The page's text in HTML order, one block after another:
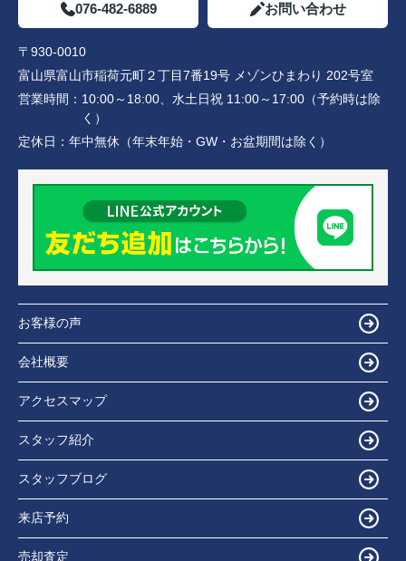
076-482-6889 お問い合わせ
〒930-0010
富山県富山市稲荷元町２丁目7番19号 メゾンひまわり 202号室
営業時間： 10:00～18:00、水土日祝 11:00～17:00（予約時は除
く）
定休日： 年中無休（年末年始・GW・お盆期間は除く）
お客様の声
会社概要
アクセスマップ
スタッフ紹介
スタッフブログ
来店予約
売却査定